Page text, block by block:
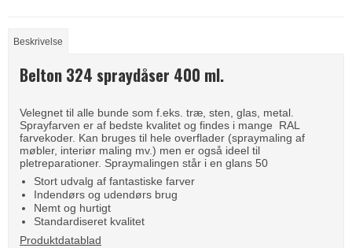
Beskrivelse
Belton 324 spraydåser 400 ml.
Velegnet til alle bunde som f.eks. træ, sten, glas, metal.
Sprayfarven er af bedste kvalitet og findes i mange RAL
farvekoder. Kan bruges til hele overflader (spraymaling af
møbler, interiør maling mv.) men er også ideel til
pletreparationer. Spraymalingen står i en glans 50
Stort udvalg af fantastiske farver
Indendørs og udendørs brug
Nemt og hurtigt
Standardiseret kvalitet
Produktdatablad